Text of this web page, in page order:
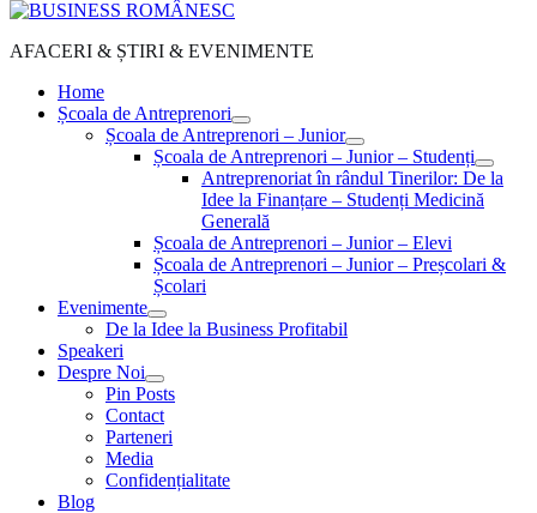
AFACERI & ȘTIRI & EVENIMENTE
Home
Școala de Antreprenori
Școala de Antreprenori – Junior
Școala de Antreprenori – Junior – Studenți
Antreprenoriat în rândul Tinerilor: De la
Idee la Finanțare – Studenți Medicină
Generală
Școala de Antreprenori – Junior – Elevi
Școala de Antreprenori – Junior – Preșcolari &
Școlari
Evenimente
De la Idee la Business Profitabil
Speakeri
Despre Noi
Pin Posts
Contact
Parteneri
Media
Confidențialitate
Blog